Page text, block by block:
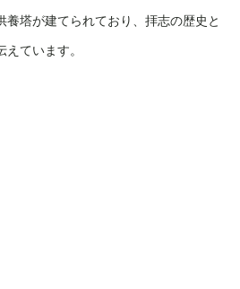
養塔が建てられており、拝志の歴史と
ています。